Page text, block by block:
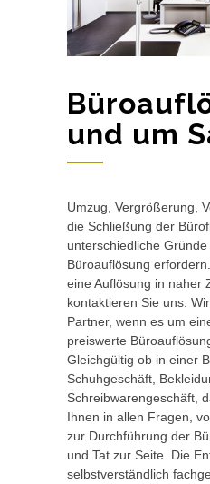
und um
Umzug, Vergrößerung,
die Schließung der
unterschiedliche
Büroauflösung
eine Auflösung in naher
kontaktieren Sie uns.
Partner, wenn es um
preiswerte
Gleichgültig ob in einer
Schuhgeschäft,
Schreibwarengeschäft,
Ihnen in allen Fragen,
zur Durchführung der
und Tat zur Seite. Die
selbstverständlich